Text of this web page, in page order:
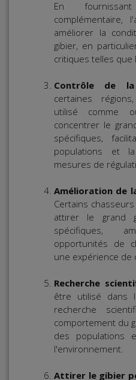
En
complémentaire,
améliorer la
gibier, en
critiques telles que
Contrôle de
certaines
utilisé comme
concentrer le
spécifiques,
populations et
mesures de
Amélioration de
Certains
attirer le grand
spécifiques,
opportunités de
une expérience de
Recherche
être utilisé dans
recherche
comportement du
des populations
l'environnement.
Attirer le gibier